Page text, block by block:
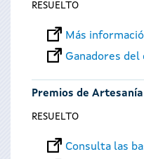
RESUELTO
Más
Ganadores del
Premios de
RESUELTO
Consulta las